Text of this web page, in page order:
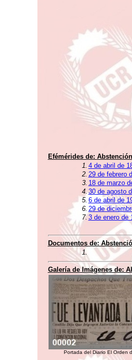
Efémérides de:
1. 4 de abril de
2. 29 de febrero
3. 18 de marzo
4.30 de agosto
5. 6 de abril de
6. 29 de
7. 3 de enero de
Documentos de:
1.
Galería de Imágenes de:
Portada del Diario El Orden